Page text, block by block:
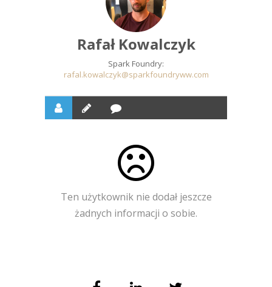
Rafał Kowalczyk
Spark Foundry:
rafal.kowalczyk@sparkfoundryww.com
Ten użytkownik nie dodał jeszcze
żadnych informacji o sobie.